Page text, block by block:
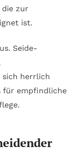
die zur
ist.
Seide-
herrlich
für empfindliche